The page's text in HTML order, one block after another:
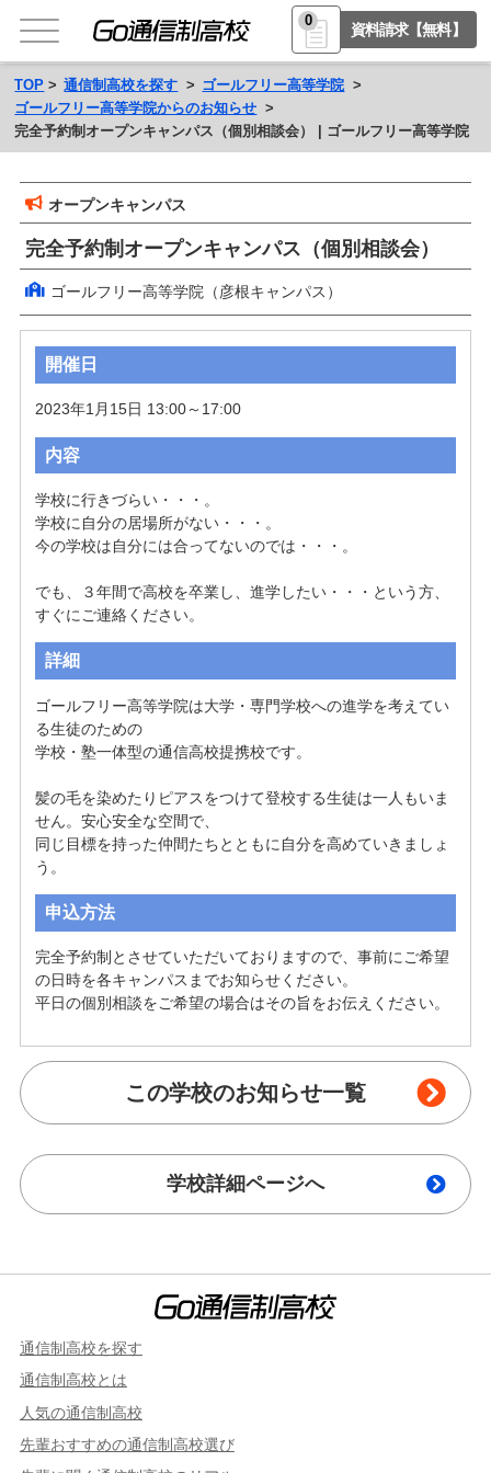
0
資料請求【無料】
TOP 通信制高校を探す
ゴールフリー高等学院
ゴールフリー高等学院からのお知らせ
完全予約制オープンキャンパス（個別相談会） | ゴールフリー高等学院
オープンキャンパス
完全予約制オープンキャンパス（個別相談会）
ゴールフリー高等学院（彦根キャンパス）
開催日
2023年1月15日 13:00～17:00
内容
学校に行きづらい・・・。
学校に自分の居場所がない・・・。
今の学校は自分には合ってないのでは・・・。
でも、３年間で高校を卒業し、進学したい・・・という方、
すぐにご連絡ください。
詳細
ゴールフリー高等学院は大学・専門学校への進学を考えてい
る生徒のための
学校・塾一体型の通信高校提携校です。
髪の毛を染めたりピアスをつけて登校する生徒は一人もいま
せん。安心安全な空間で、
同じ目標を持った仲間たちとともに自分を高めていきましょ
う。
申込方法
完全予約制とさせていただいておりますので、事前にご希望
の日時を各キャンパスまでお知らせください。
平日の個別相談をご希望の場合はその旨をお伝えください。
この学校のお知らせ一覧
学校詳細ページへ
通信制高校を探す
通信制高校とは
人気の通信制高校
先輩おすすめの通信制高校選び